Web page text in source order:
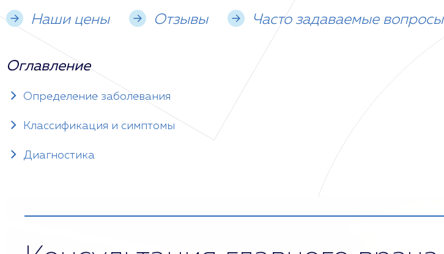
Наши цены Отзывы Часто задаваемые вопросы
Оглавление
Определение заболевания
Классификация и симптомы
Диагностика